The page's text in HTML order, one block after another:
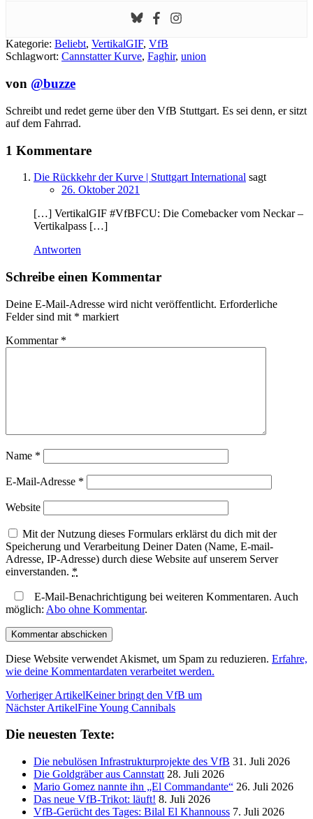
Kategorie: Beliebt, VertikalGIF, VfB
Schlagwort: Cannstatter Kurve, Faghir, union
von @buzze
Schreibt und redet gerne über den VfB Stuttgart. Es sei denn, er sitzt
auf dem Fahrrad.
1 Kommentare
Die Rückkehr der Kurve | Stuttgart International sagt
26. Oktober 2021
[…] VertikalGIF #VfBFCU: Die Comebacker vom Neckar –
Vertikalpass […]
Antworten
Schreibe einen Kommentar
Deine E-Mail-Adresse wird nicht veröffentlicht. Erforderliche
Felder sind mit * markiert
Kommentar *
Name *
E-Mail-Adresse *
Website
Mit der Nutzung dieses Formulars erklärst du dich mit der
Speicherung und Verarbeitung Deiner Daten (Name, E-mail-
Adresse, IP-Adresse) durch diese Website auf unserem Server
einverstanden. *
E-Mail-Benachrichtigung bei weiteren Kommentaren. Auch
möglich: Abo ohne Kommentar.
Diese Website verwendet Akismet, um Spam zu reduzieren. Erfahre,
wie deine Kommentardaten verarbeitet werden.
Vorheriger ArtikelKeiner bringt den VfB um
Nächster ArtikelFine Young Cannibals
Die neuesten Texte:
Die nebulösen Infrastrukturprojekte des VfB 31. Juli 2026
Die Goldgräber aus Cannstatt 28. Juli 2026
Mario Gomez nannte ihn „El Commandante“ 26. Juli 2026
Das neue VfB-Trikot: läuft! 8. Juli 2026
VfB-Gerücht des Tages: Bilal El Khannouss 7. Juli 2026